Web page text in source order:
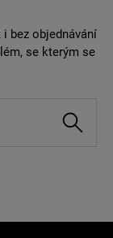
bez objednávání
se kterým se